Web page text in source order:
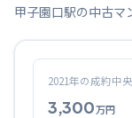
甲子園口駅の中古マ
2021年の成約中
3,300万円